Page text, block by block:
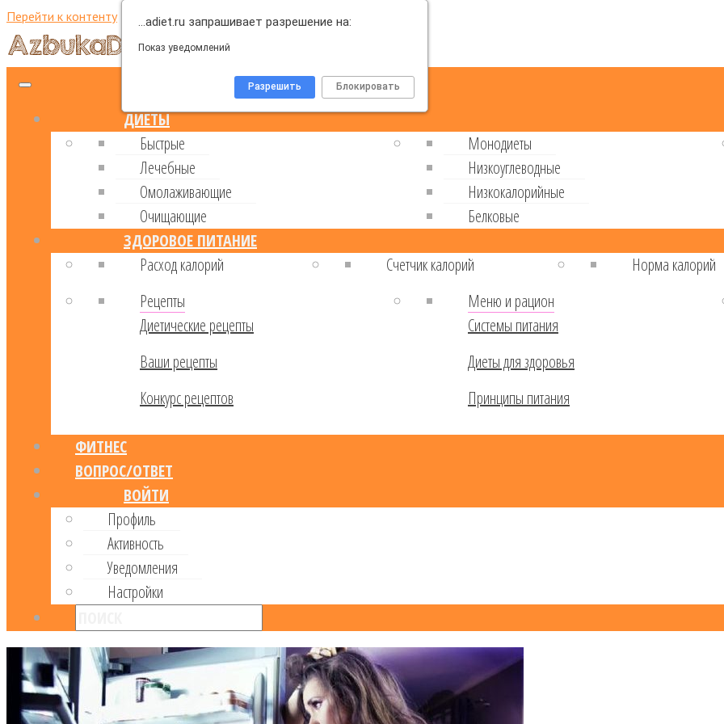
Перейти к контенту
ДИЕТЫ
Быстрые
Лечебные
Омолаживающие
Очищающие
Монодиеты
Низкоуглеводные
Низкокалорийные
Белковые
ЗДОРОВОЕ ПИТАНИЕ
Расход калорий
Cчетчик калорий Норма калорий
Рецепты
Диетические рецепты
Ваши рецепты
Конкурс рецептов
Меню и рацион
Системы питания
Диеты для здоровья
Принципы питания
ФИТНЕС
ВОПРОС/ОТВЕТ
ВОЙТИ
Профиль
Активность
Уведомления
Настройки
…adiet.ru запрашивает разрешение на:
Показ уведомлений
Блокировать
Разрешить